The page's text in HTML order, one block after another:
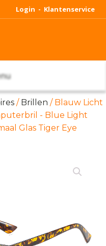
Login - Klantenservice
/ Brillen / Blauw Licht
- Blue Light
Glas Tiger Eye